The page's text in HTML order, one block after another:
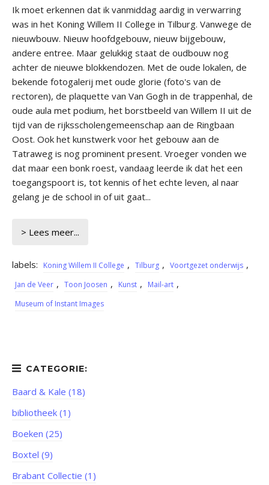
Ik moet erkennen dat ik vanmiddag aardig in verwarring
was in het Koning Willem II College in Tilburg. Vanwege de
nieuwbouw. Nieuw hoofdgebouw, nieuw bijgebouw,
andere entree. Maar gelukkig staat de oudbouw nog
achter de nieuwe blokkendozen. Met de oude lokalen, de
bekende fotogalerij met oude glorie (foto's van de
rectoren), de plaquette van Van Gogh in de trappenhal, de
oude aula met podium, het borstbeeld van Willem II uit de
tijd van de rijksscholengemeenschap aan de Ringbaan
Oost. Ook het kunstwerk voor het gebouw aan de
Tatraweg is nog prominent present. Vroeger vonden we
dat maar een bonk roest, vandaag leerde ik dat het een
toegangspoort is, tot kennis of het echte leven, al naar
gelang je de school in of uit gaat...
> Lees meer...
labels: Koning Willem II College , Tilburg , Voortgezet onderwijs ,
Jan de Veer , Toon Joosen , Kunst , Mail-art ,
Museum of Instant Images
Baard & Kale (18)
bibliotheek (1)
Boeken (25)
Boxtel (9)
Brabant Collectie (1)